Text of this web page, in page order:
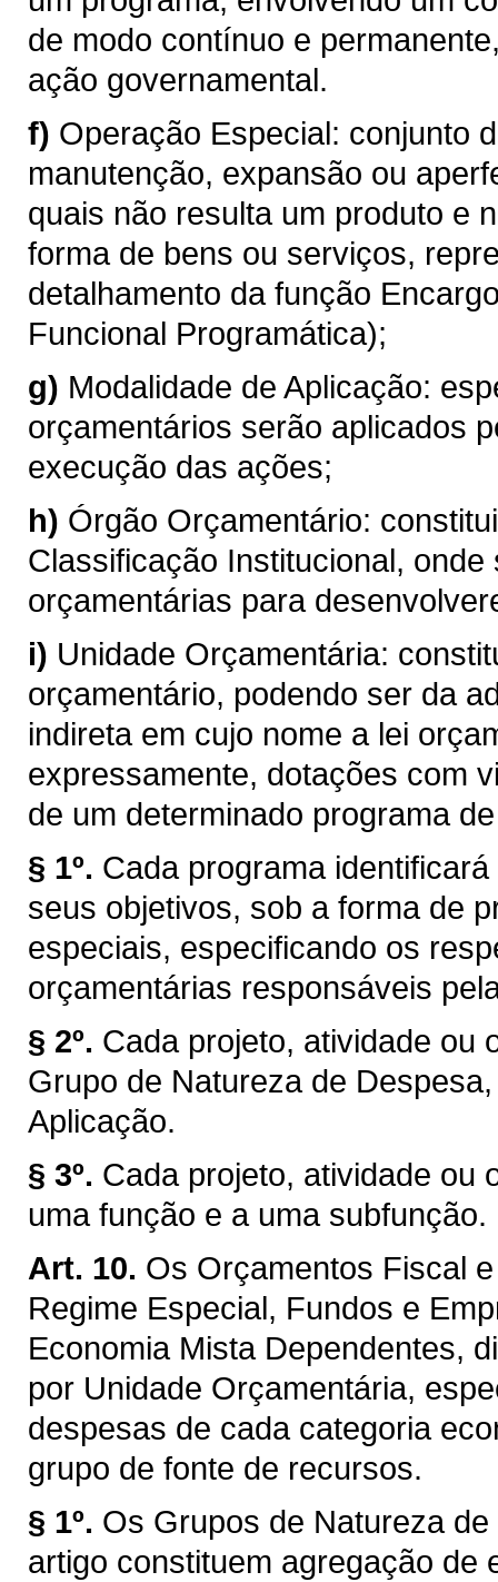
de modo contínuo e
ação governamental.
f) Operação Especial: conjunto
manutenção, expansão ou
quais não resulta um produto e
forma de bens ou serviços,
detalhamento da função
Funcional Programática);
g) Modalidade de Aplicação:
orçamentários serão aplicados
execução das ações;
h) Órgão Orçamentário:
Classificação Institucional,
orçamentárias para
i) Unidade Orçamentária:
orçamentário, podendo ser da
indireta em cujo nome a lei
expressamente, dotações com
de um determinado programa
§ 1º. Cada programa
seus objetivos, sob a forma de
especiais, especificando os
orçamentárias responsáveis
§ 2º. Cada projeto, atividade ou
Grupo de Natureza de
Aplicação.
§ 3º. Cada projeto, atividade ou
uma função e a uma subfunção.
Art. 10. Os Orçamentos Fiscal
Regime Especial, Fundos e
Economia Mista Dependentes,
por Unidade Orçamentária,
despesas de cada categoria
grupo de fonte de recursos.
§ 1º. Os Grupos de Natureza
artigo constituem agregação de